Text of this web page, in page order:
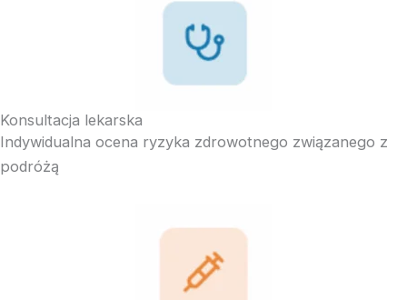
Konsultacja lekarska
Indywidualna ocena ryzyka zdrowotnego związanego z
podróżą